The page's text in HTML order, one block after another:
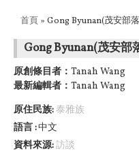
您在這裡
首頁 » Gong Byunan(茂安部
Gong Byunan(茂安部
原創條目者： Tanah Wang
最新編輯者： Tanah Wang
原住民族: 泰雅族
語言 中文
資料來源:訪談